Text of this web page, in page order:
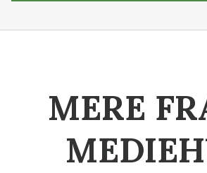
MERE